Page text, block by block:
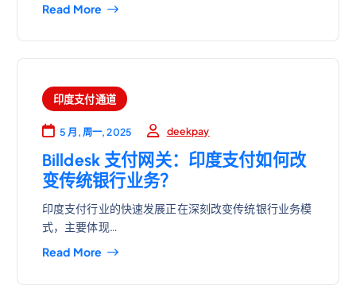
Read More
印度支付通道
5 月, 周一, 2025 deekpay
Billdesk 支付网关：印度支付如何改
变传统银行业务？
印度支付行业的快速发展正在深刻改变传统银行业务模
式，主要体现…
Read More